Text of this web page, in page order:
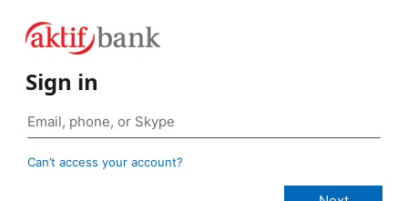
Sign in
Can’t access your account?